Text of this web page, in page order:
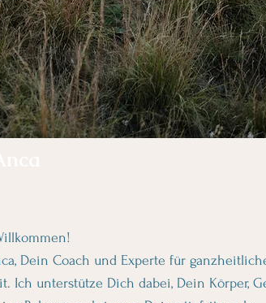
Dein Coach und Experte für
Ich unterstütze Dich dabei, Dein Körper,